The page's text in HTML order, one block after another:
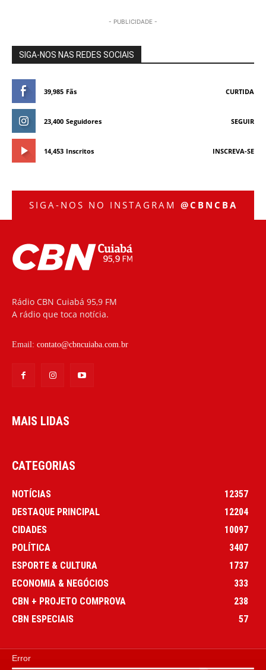
- PUBLICIDADE -
SIGA-NOS NAS REDES SOCIAIS
39,985 Fãs CURTIDA
23,400 Seguidores SEGUIR
14,453 Inscritos INSCREVA-SE
Error
SIGA-NOS NO INSTAGRAM @CBNCBA
Rádio CBN Cuiabá 95,9 FM
A rádio que toca notícia.
Email: contato@cbncuiaba.com.br
MAIS LIDAS
CATEGORIAS
NOTÍCIAS
12357
DESTAQUE PRINCIPAL
12204
CIDADES
10097
POLÍTICA
3407
ESPORTE & CULTURA
1737
ECONOMIA & NEGÓCIOS
333
CBN + PROJETO COMPROVA
238
CBN ESPECIAIS
57